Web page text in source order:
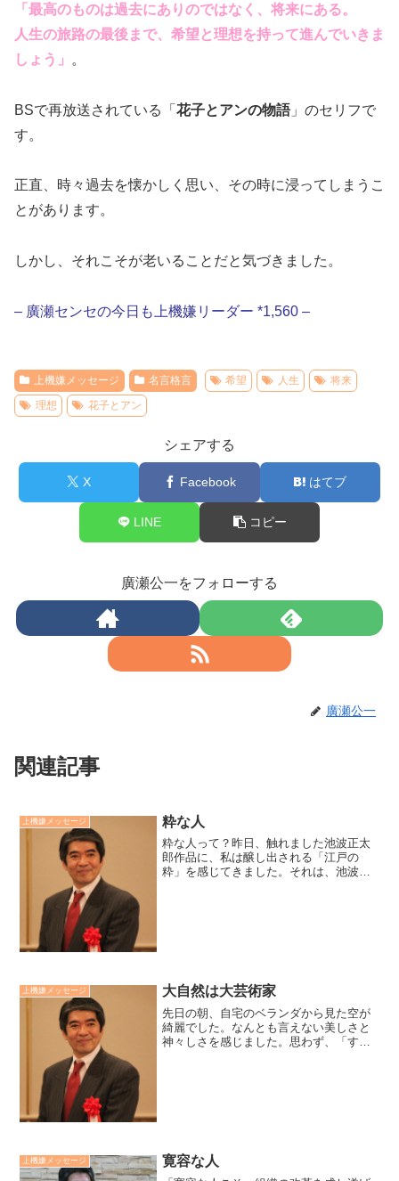
「最高のものは過去にありのではなく、将来にある。
人生の旅路の最後まで、希望と理想を持って進んでいきま
しょう」
。
BSで再放送されている「 花子とアンの物語」のセリフで
す。
正直、時々過去を懐かしく思い、その時に浸ってしまうこ
とがあります。
しかし、それこそが老いることだと気づきました。
– 廣瀬センセの今日も上機嫌リーダー *1,560 –
上機嫌メッセージ 名言格言 希望 人生
将来
理想
花子とアン
シェアする
X Facebook はてブ
LINE コピー
廣瀬公一をフォローする
廣瀬公一
関連記事
上機嫌メッセージ 粋な人
粋な人って？昨日、触れました池波正太
郎作品に、私は醸し出される「江戸の
粋」を感じてきました。それは、池波氏
上機嫌メッセージ 大自然は大芸術家
先日の朝、自宅のベランダから見た空が
綺麗でした。なんとも言えない美しさと
神々しさを感じました。思わず、「すご
上機嫌メッセージ 寛容な人